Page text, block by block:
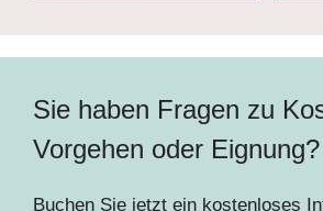
Sie haben Fragen zu
Vorgehen oder Eignung?
Buchen Sie jetzt ein kostenloses